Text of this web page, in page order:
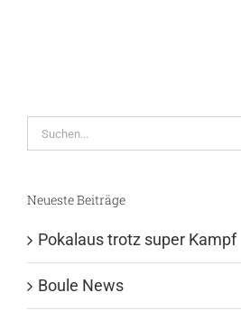
Suche
nach:
Neueste Beiträge
Pokalaus trotz super Kampf
Boule News